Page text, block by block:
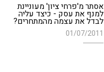
אסתר מ'פרחי ציון' מעוניינת
למנף את עסק - כיצד עליה
לבדל את עצמה מהמתחרים?
01/07/2011